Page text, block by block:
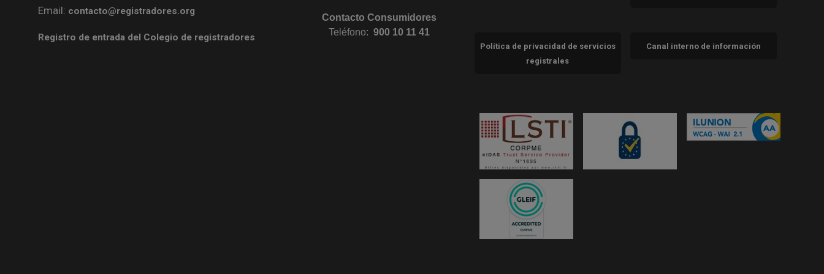
Email: contacto@registradores.org
Registro de entrada del Colegio de registradores
Contacto Consumidores
Teléfono:900 10 11 41
Política de privacidad de servicios
registrales
Canal interno de información